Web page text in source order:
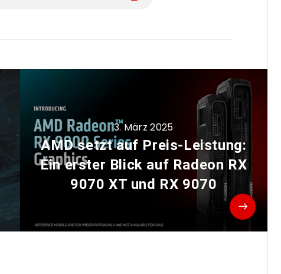
3. März 2025
AMD setzt auf Preis-Leistung:
Ein erster Blick auf Radeon RX
9070 XT und RX 9070